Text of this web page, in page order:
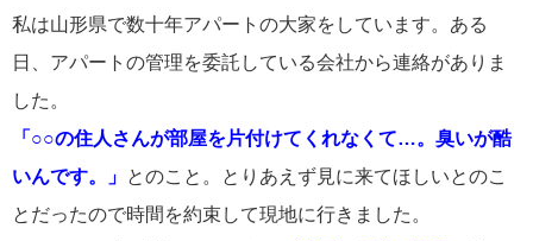
私は山形県で数十年アパートの大家をしています。ある
日、アパートの管理を委託している会社から連絡がありま
した。
「○○の住人さんが部屋を片付けてくれなくて…。臭いが酷
いんです。」 とのこと。とりあえず見に来てほしいとのこ
とだったので時間を約束して現地に行きました。